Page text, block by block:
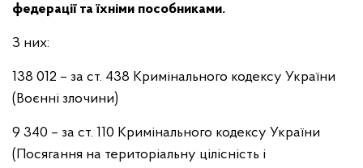
федерації та їхніми пособниками.
З них:
138 012 – за ст. 438 Кримінального кодексу України
(Воєнні злочини)
9 340 – за ст. 110 Кримінального кодексу України
(Посягання на територіальну цілісність і